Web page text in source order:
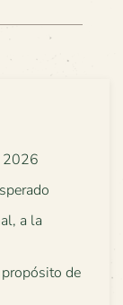
2026
a la
de